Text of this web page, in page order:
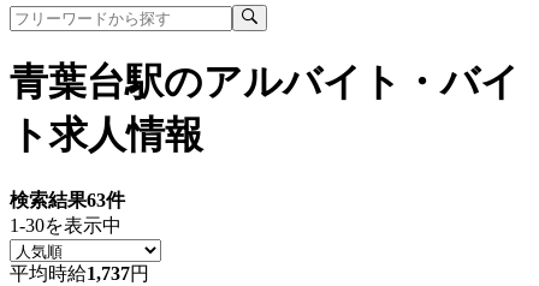
青葉台駅のアルバイト・バイ
ト求人情報
検索結果63件
1-30を表示中
平均時給1,737円